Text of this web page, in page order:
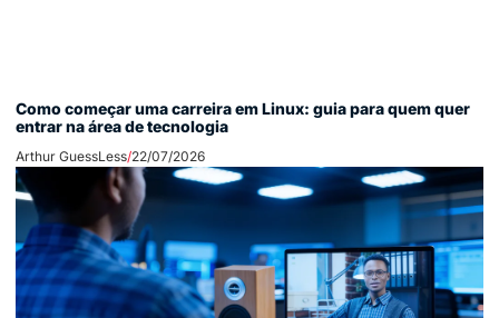
Como começar uma carreira em Linux: guia para quem quer
entrar na área de tecnologia
Arthur GuessLess 22/07/2026